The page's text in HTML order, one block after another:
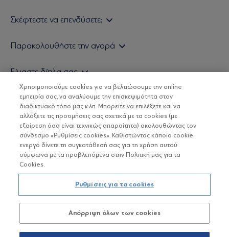
Σκέφτεστε να επενδύσετε;
Τιμολογιακή Πολιτική
Δείτε τις πολιτικές μας
Βασικές Γνώσεις
Παρακολουθήστε την αγορά
Τα νέα μας
Χρήσιμοι σύνδεσμοι
Είμαστε δίπλα σας
H Eurobank Asset Management ΑΕΔΑΚ
Επενδυτική φιλοσοφία ESG
Πιστοποιημένα στελέχη και συνεργάτες
Αποστολή Βιογραφικών
ΟΙ ΟΣΕΚΑ ΔΕΝ ΕΧΟΥΝ ΕΓΓΥΗΜΕΝΗ ΑΠΟΔΟΣΗ ΚΑΙ ΟΙ
ΠΡΟΗΓΟΥΜΕΝΕΣ ΑΠΟΔΟΣΕΙΣ ΔΕΝ ΔΙΑΣΦΑΛΙΖΟΥΝ ΤΙΣ
ΜΕΛΛΟΝΤΙΚΕΣ
Copyright © Eurobank ΑΕΔΑΚ
Προστασία Προσωπικών Δεδομένων
Όροι χρήσης
Χρησιμοποιούμε cookies για να βελτιώσουμε την online
εμπειρία σας, να αναλύουμε την επισκεψιμότητα στον
διαδικτυακό τόπο μας κ.λπ. Μπορείτε να επιλέξετε και να
αλλάξετε τις προτιμήσεις σας σχετικά με τα cookies (με
εξαίρεση όσα είναι τεχνικώς απαραίτητα) ακολουθώντας τον
σύνδεσμο «Ρυθμίσεις cookies». Καθιστώντας κάποιο cookie
ενεργό δίνετε τη συγκατάθεσή σας για τη χρήση αυτού
σύμφωνα με τα προβλεπόμενα στην Πολιτική μας για τα
Cookies.
Ρυθμίσεις για τα cookies
Απόρριψη όλων των cookies